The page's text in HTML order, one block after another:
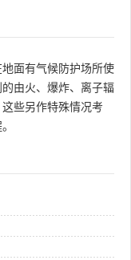
面有气候防护场所使
由火、爆炸、离子辐
些另作特殊情况考